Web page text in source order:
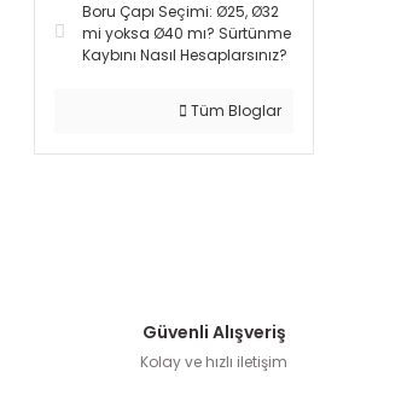
Boru Çapı Seçimi: Ø25, Ø32
mi yoksa Ø40 mı? Sürtünme
Kaybını Nasıl Hesaplarsınız?
Tüm Bloglar
Güvenli Alışveriş
Kolay ve hızlı iletişim